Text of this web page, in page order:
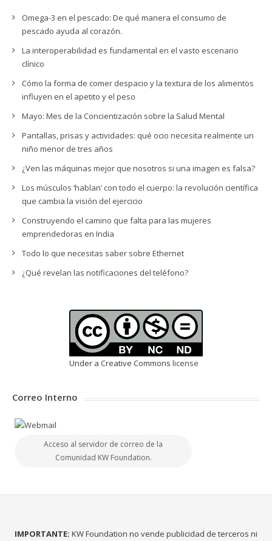
Omega-3 en el pescado: De qué manera el consumo de
pescado ayuda al corazón.
La interoperabilidad es fundamental en el vasto escenario
clínico
Cómo la forma de comer despacio y la textura de los alimentos
influyen en el apetito y el peso
Mayo: Mes de la Concientización sobre la Salud Mental
Pantallas, prisas y actividades: qué ocio necesita realmente un
niño menor de tres años
¿Ven las máquinas mejor que nosotros si una imagen es falsa?
Los músculos ‘hablan’ con todo el cuerpo: la revolución científica
que cambia la visión del ejercicio
Construyendo el camino que falta para las mujeres
emprendedoras en India
Todo lo que necesitas saber sobre Ethernet
¿Qué revelan las notificaciones del teléfono?
Under a Creative Commons license
Correo Interno
Acceso al servidor de correo de la
Comunidad KW Foundation.
IMPORTANTE: KW Foundation no vende publicidad de terceros ni